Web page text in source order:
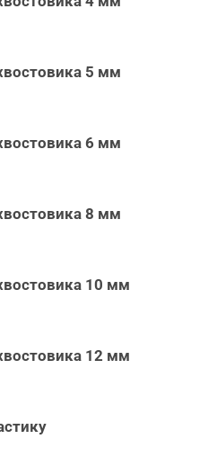
5 мм
6 мм
8 мм
10 мм
12 мм